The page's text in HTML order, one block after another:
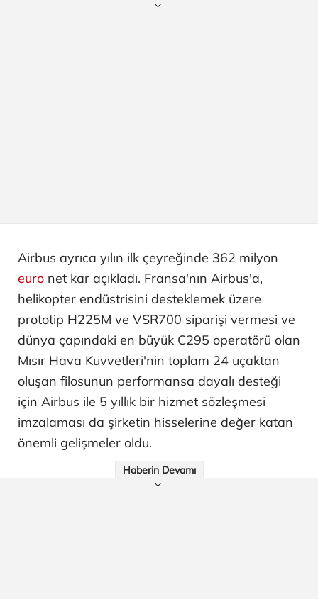
Airbus ayrıca yılın ilk çeyreğinde 362 milyon
euro net kar açıkladı. Fransa'nın Airbus'a,
helikopter endüstrisini desteklemek üzere
prototip H225M ve VSR700 siparişi vermesi ve
dünya çapındaki en büyük C295 operatörü olan
Mısır Hava Kuvvetleri'nin toplam 24 uçaktan
oluşan filosunun performansa dayalı desteği
için Airbus ile 5 yıllık bir hizmet sözleşmesi
imzalaması da şirketin hisselerine değer katan
önemli gelişmeler oldu.
Haberin Devamı